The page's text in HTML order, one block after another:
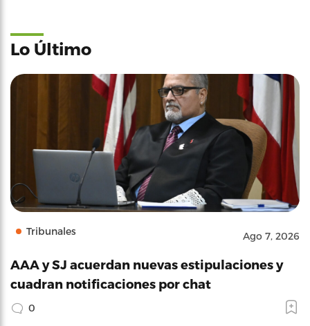
Lo Último
Tribunales Ago 7, 2026
AAA y SJ acuerdan nuevas estipulaciones y
cuadran notificaciones por chat
0